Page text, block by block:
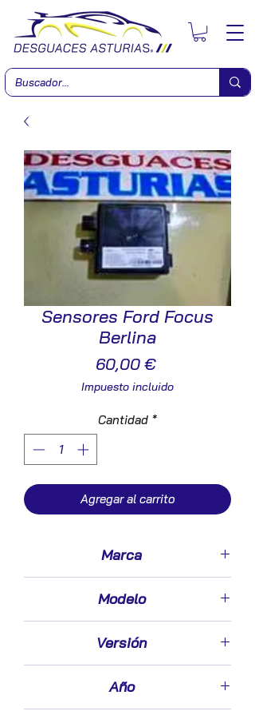
Sensores Ford Focus
Berlina
60,00 €Precio
Impuesto incluido
Cantidad *
Agregar al carrito
Marca
Modelo
Versión
Año